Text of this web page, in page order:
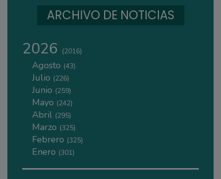
ARCHIVO DE NOTICIAS
2026 (2016)
Agosto (43)
Julio (226)
Junio (259)
Mayo (242)
Abril (295)
Marzo (325)
Febrero (325)
Enero (301)